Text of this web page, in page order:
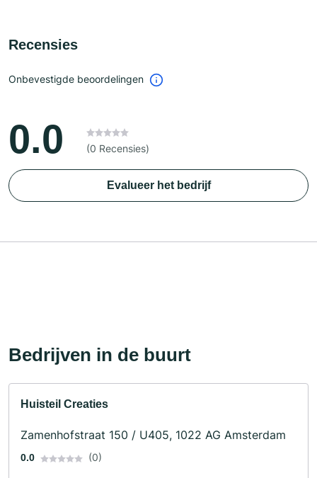
Recensies
Onbevestigde beoordelingen
0.0 (0 Recensies)
Evalueer het bedrijf
Bedrijven in de buurt
Huisteil Creaties
Zamenhofstraat 150 / U405, 1022 AG Amsterdam
0.0 (0)